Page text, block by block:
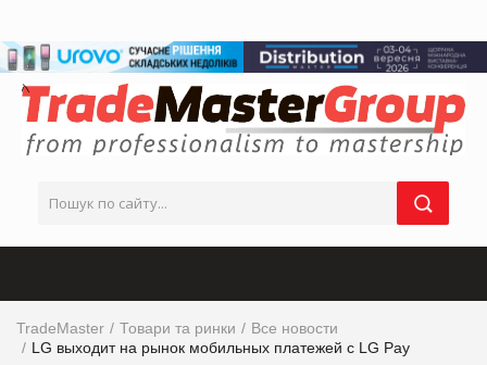
TradeMaster Товари та ринки
Все новости
LG выходит на рынок мобильных платежей с LG Pay